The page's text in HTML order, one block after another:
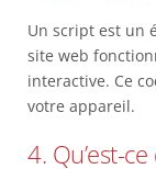
Un script est un
site web
interactive. Ce
votre appareil.
4. Qu’est-